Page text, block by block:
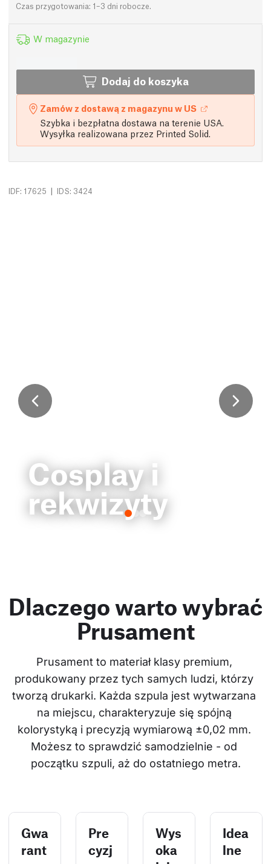
Czas przygotowania: 1–3 dni robocze.
W magazynie
Dodaj do koszyka
Zamów z dostawą z magazynu w US
Szybka i bezpłatna dostawa na terenie USA.
Wysyłka realizowana przez Printed Solid.
IDF: 17625 | IDS: 3424
Cosplay i
rekwizyty
Dlaczego warto wybrać
Prusament
Prusament to materiał klasy premium,
produkowany przez tych samych ludzi, którzy
tworzą drukarki. Każda szpula jest wytwarzana
na miejscu, charakteryzuje się spójną
kolorystyką i precyzją wymiarową ±0,02 mm.
Możesz to sprawdzić samodzielnie - od
początku szpuli, aż do ostatniego metra.
Gwa
rant
Pre
cyzj
Wys
oka
Idea
lne